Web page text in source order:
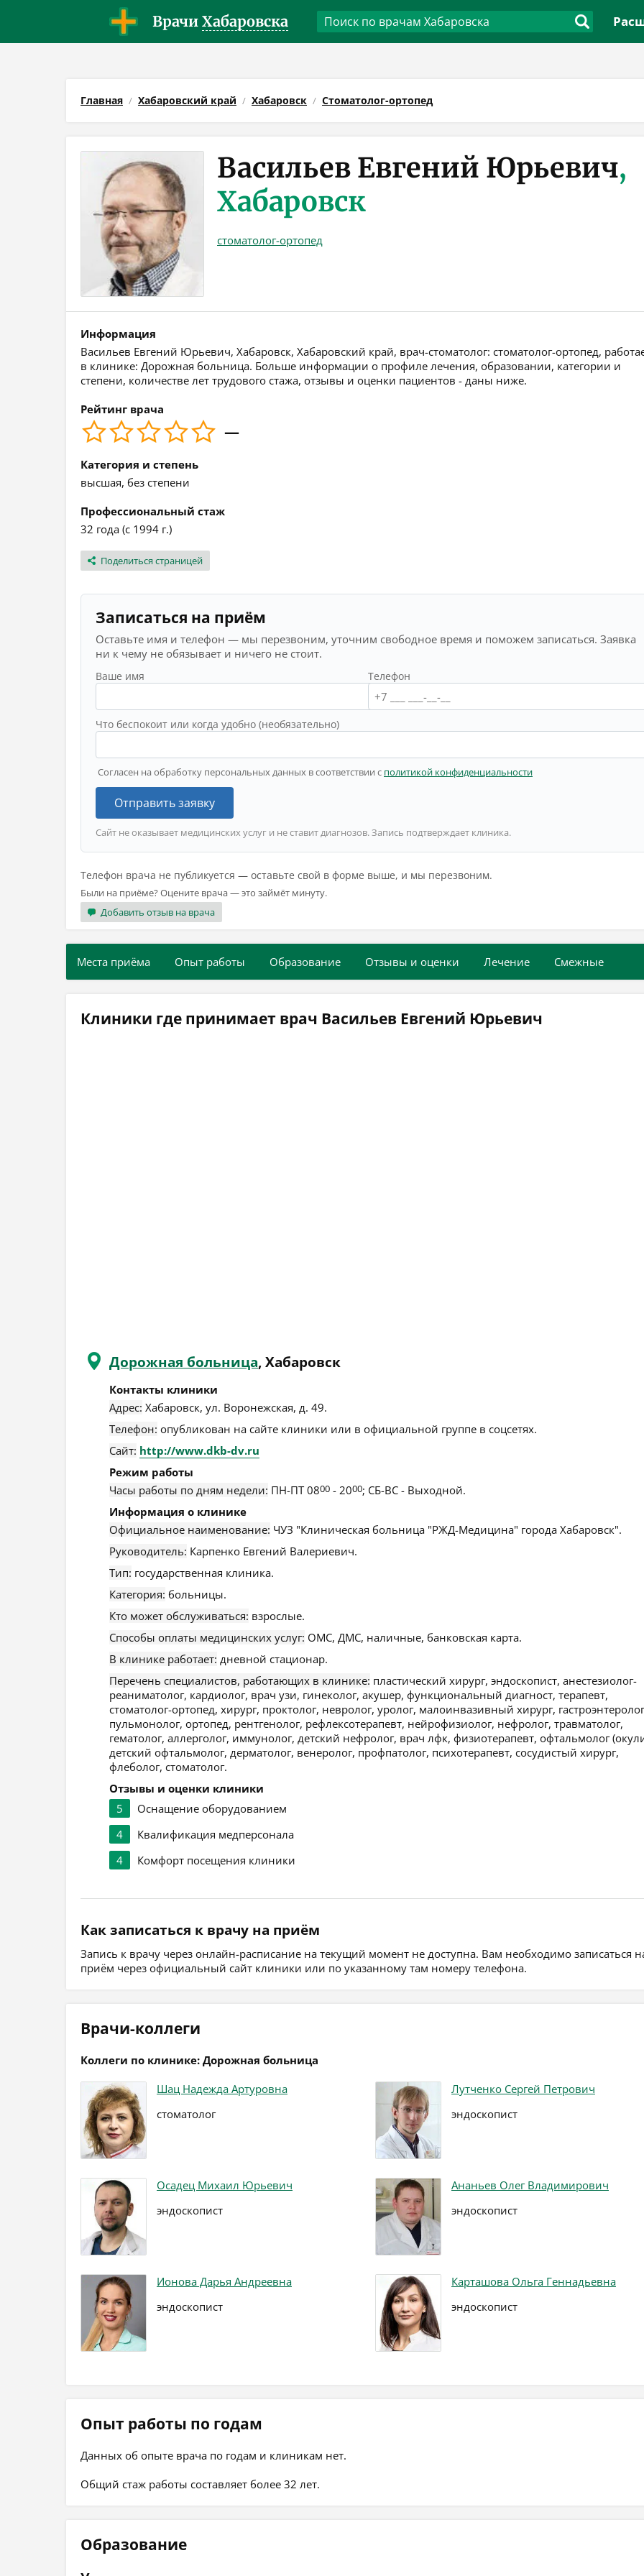
Врачи Хабаровска
Главная Хабаровский край Хабаровск Стоматолог-ортопед
Васильев Евгений Юрьевич,
Хабаровск
стоматолог-ортопед
Информация
Васильев Евгений Юрьевич, Хабаровск, Хабаровский край, врач-стоматолог: стоматолог-ортопед,
в клинике: Дорожная больница. Больше информации о профиле лечения, образовании, категории и
степени, количестве лет трудового стажа, отзывы и оценки пациентов - даны ниже.
Рейтинг врача
—
Категория и степень
высшая, без степени
Профессиональный стаж
32 года (с 1994 г.)
Поделиться страницей
Записаться на приём
Оставьте имя и телефон — мы перезвоним, уточним свободное время и поможем записаться. Заявка
ни к чему не обязывает и ничего не стоит.
Ваше имя Телефон
Что беспокоит или когда удобно (необязательно)
Согласен на обработку персональных данных в соответствии с политикой конфиденциальности
Отправить заявку
Сайт не оказывает медицинских услуг и не ставит диагнозов. Запись подтверждает клиника.
Телефон врача не публикуется — оставьте свой в форме выше, и мы перезвоним.
Были на приёме? Оцените врача — это займёт минуту.
Добавить отзыв на врача
Места приёма Опыт работы Образование Отзывы и оценки Лечение Смежные
Клиники где принимает врач Васильев Евгений Юрьевич
Дорожная больница, Хабаровск
Контакты клиники
Адрес: Хабаровск, ул. Воронежская, д. 49.
Телефон: опубликован на сайте клиники или в официальной группе в соцсетях.
Сайт: http://www.dkb-dv.ru
Режим работы
Часы работы по дням недели: ПН-ПТ 0800 - 2000; СБ-ВС - Выходной.
Информация о клинике
Официальное наименование: ЧУЗ "Клиническая больница "РЖД-Медицина" города Хабаровск".
Руководитель: Карпенко Евгений Валериевич.
Тип: государственная клиника.
Категория: больницы.
Кто может обслуживаться: взрослые.
Способы оплаты медицинских услуг: ОМС, ДМС, наличные, банковская карта.
В клинике работает: дневной стационар.
Перечень специалистов, работающих в клинике: пластический хирург, эндоскопист, анестезиолог-
реаниматолог, кардиолог, врач узи, гинеколог, акушер, функциональный диагност, терапевт,
стоматолог-ортопед, хирург, проктолог, невролог, уролог, малоинвазивный хирург,
пульмонолог, ортопед, рентгенолог, рефлексотерапевт, нейрофизиолог, нефролог, травматолог,
гематолог, аллерголог, иммунолог, детский нефролог, врач лфк, физиотерапевт, офтальмолог
детский офтальмолог, дерматолог, венеролог, профпатолог, психотерапевт, сосудистый хирург,
флеболог, стоматолог.
Отзывы и оценки клиники
5
Оснащение оборудованием
4
Квалификация медперсонала
4
Комфорт посещения клиники
Как записаться к врачу на приём
Запись к врачу через онлайн-расписание на текущий момент не доступна. Вам необходимо записаться
приём через официальный сайт клиники или по указанному там номеру телефона.
Врачи-коллеги
Коллеги по клинике: Дорожная больница
Шац Надежда Артуровна
стоматолог
Лутченко Сергей Петрович
эндоскопист
Осадец Михаил Юрьевич
эндоскопист
Ананьев Олег Владимирович
эндоскопист
Ионова Дарья Андреевна
эндоскопист
Карташова Ольга Геннадьевна
эндоскопист
Опыт работы по годам
Данных об опыте врача по годам и клиникам нет.
Общий стаж работы составляет более 32 лет.
Образование